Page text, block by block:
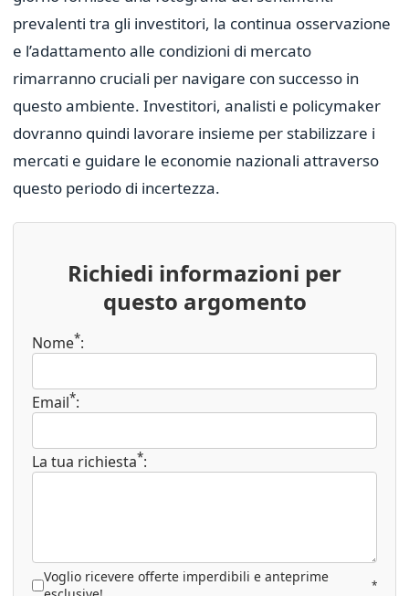
prevalenti tra gli investitori, la continua osservazione
e l’adattamento alle condizioni di mercato
rimarranno cruciali per navigare con successo in
questo ambiente. Investitori, analisti e policymaker
dovranno quindi lavorare insieme per stabilizzare i
mercati e guidare le economie nazionali attraverso
questo periodo di incertezza.
Richiedi informazioni per
questo argomento
Nome*:
Email*:
La tua richiesta*:
Voglio ricevere offerte imperdibili e anteprime
*